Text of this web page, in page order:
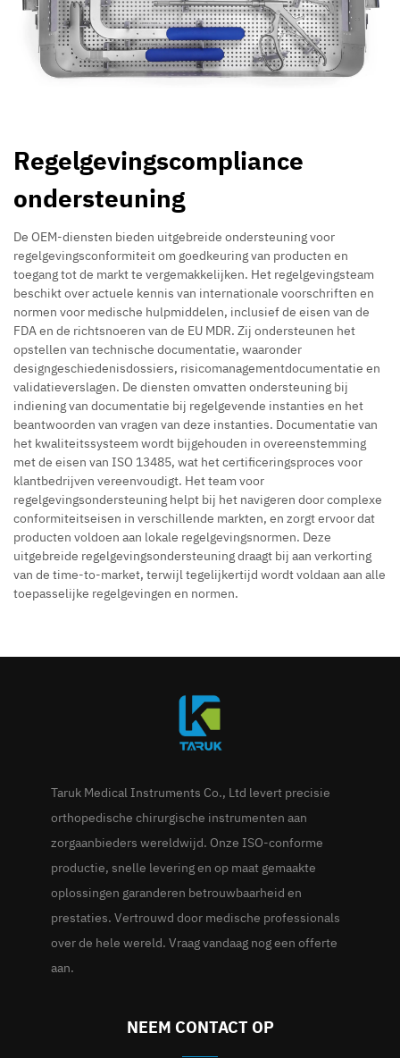
Regelgevingscompliance
ondersteuning
De OEM-diensten bieden uitgebreide ondersteuning voor
regelgevingsconformiteit om goedkeuring van producten en
toegang tot de markt te vergemakkelijken. Het regelgevingsteam
beschikt over actuele kennis van internationale voorschriften en
normen voor medische hulpmiddelen, inclusief de eisen van de
FDA en de richtsnoeren van de EU MDR. Zij ondersteunen het
opstellen van technische documentatie, waaronder
designgeschiedenisdossiers, risicomanagementdocumentatie en
validatieverslagen. De diensten omvatten ondersteuning bij
indiening van documentatie bij regelgevende instanties en het
beantwoorden van vragen van deze instanties. Documentatie van
het kwaliteitssysteem wordt bijgehouden in overeenstemming
met de eisen van ISO 13485, wat het certificeringsproces voor
klantbedrijven vereenvoudigt. Het team voor
regelgevingsondersteuning helpt bij het navigeren door complexe
conformiteitseisen in verschillende markten, en zorgt ervoor dat
producten voldoen aan lokale regelgevingsnormen. Deze
uitgebreide regelgevingsondersteuning draagt bij aan verkorting
van de time-to-market, terwijl tegelijkertijd wordt voldaan aan alle
toepasselijke regelgevingen en normen.
Taruk Medical Instruments Co., Ltd levert precisie
orthopedische chirurgische instrumenten aan
zorgaanbieders wereldwijd. Onze ISO-conforme
productie, snelle levering en op maat gemaakte
oplossingen garanderen betrouwbaarheid en
prestaties. Vertrouwd door medische professionals
over de hele wereld. Vraag vandaag nog een offerte
aan.
NEEM CONTACT OP